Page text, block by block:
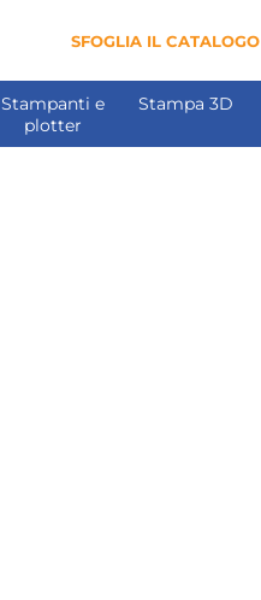
SFOGLIA IL CATALOGO
Stampanti e
plotter
Stampa 3D